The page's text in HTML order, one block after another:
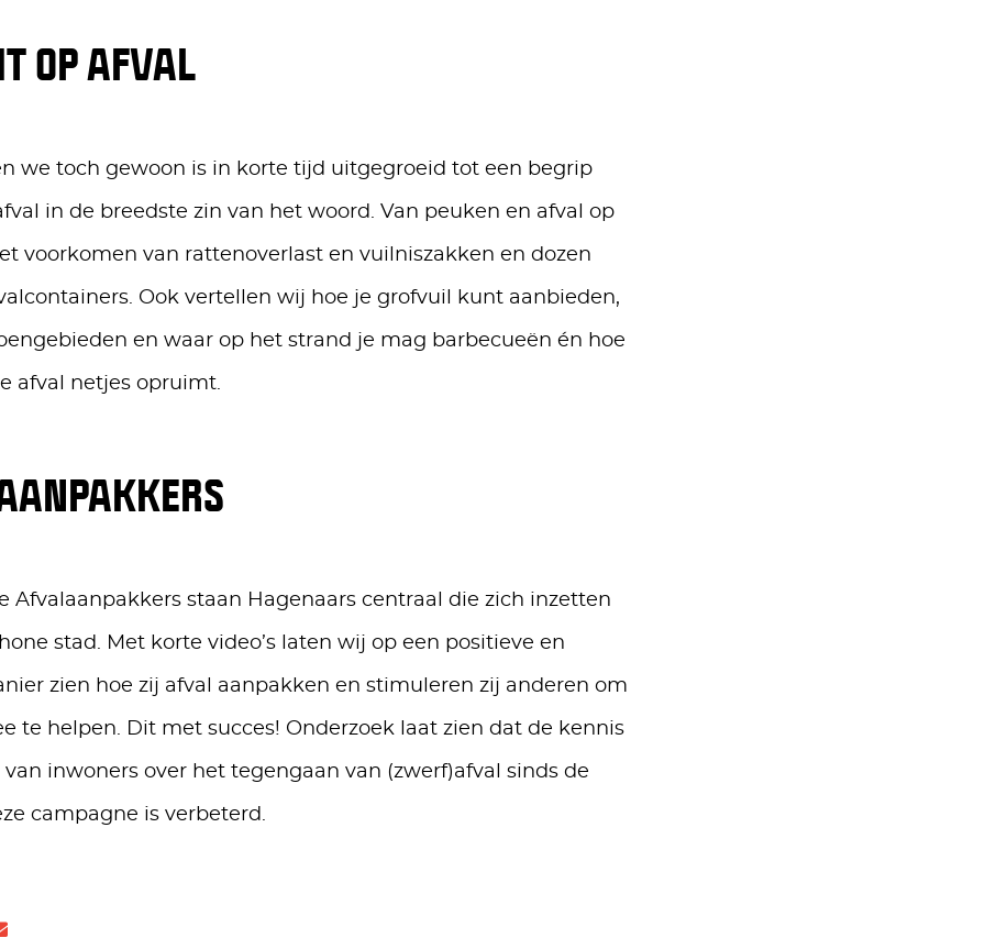
OP AFVAL
we toch gewoon is in korte tijd uitgegroeid tot een begrip
in de breedste zin van het woord. Van peuken en afval op
voorkomen van rattenoverlast en vuilniszakken en dozen
Ook vertellen wij hoe je grofvuil kunt aanbieden,
en waar op het strand je mag barbecueën én hoe
afval netjes opruimt.
Afvalaanpakkers staan Hagenaars centraal die zich inzetten
stad. Met korte video’s laten wij op een positieve en
zien hoe zij afval aanpakken en stimuleren zij anderen om
te helpen. Dit met succes! Onderzoek laat zien dat de kennis
inwoners over het tegengaan van (zwerf)afval sinds de
campagne is verbeterd.
Delen